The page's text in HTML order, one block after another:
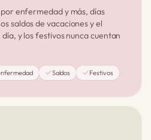
enfermedad y más, días
saldos de vacaciones y el
y los festivos nunca cuentan
Saldos Festivos